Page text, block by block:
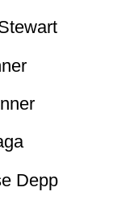
Depp